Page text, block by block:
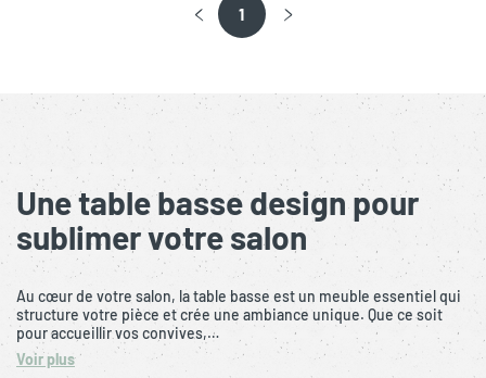
Une table basse design pour
sublimer votre salon
Au cœur de votre salon, la table basse est un meuble essentiel qui
structure votre pièce et crée une ambiance unique. Que ce soit
pour accueillir vos convives,…
Voir plus
1